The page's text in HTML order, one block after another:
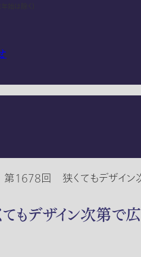
第1678回 狭くてもデザイン
デザイン次第で